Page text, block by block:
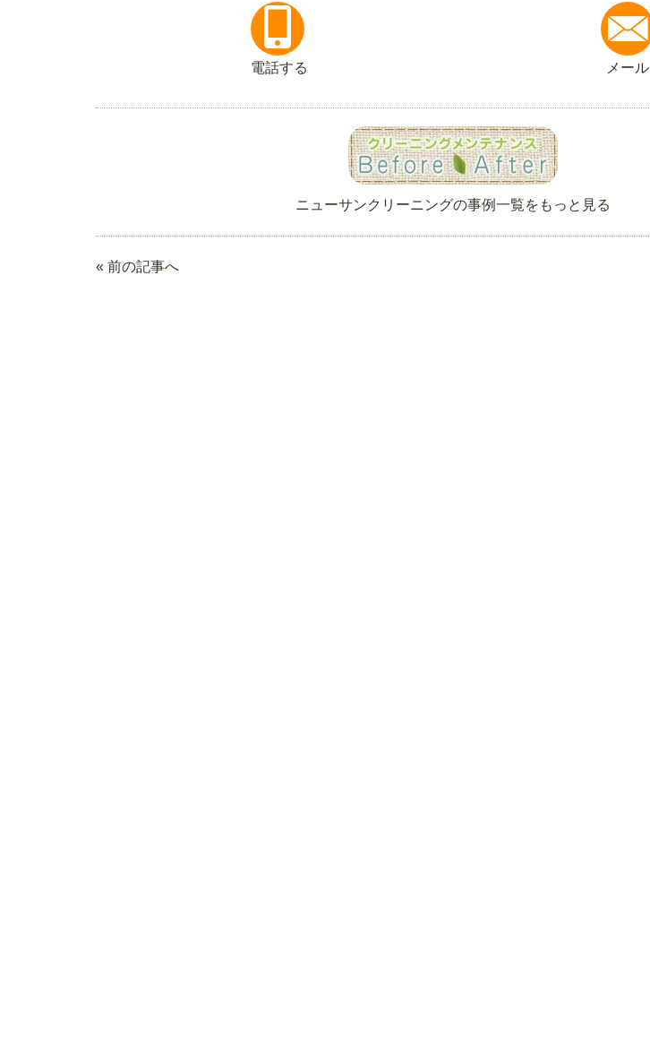
電話する メール
ニューサンクリーニングの事例一覧をもっと見る
« 前の記事へ